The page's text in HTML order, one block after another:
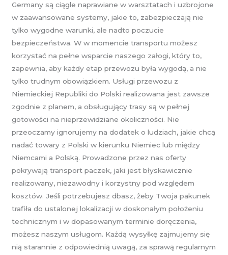
Germany są ciągle naprawiane w warsztatach i uzbrojone
w zaawansowane systemy, jakie to, zabezpieczają nie
tylko wygodne warunki, ale nadto poczucie
bezpieczeństwa. W w momencie transportu możesz
korzystać na pełne wsparcie naszego załogi, który to,
zapewnia, aby każdy etap przewozu była wygodą, a nie
tylko trudnym obowiązkiem. Usługi przewozu z
Niemieckiej Republiki do Polski realizowana jest zawsze
zgodnie z planem, a obsługujący trasy są w pełnej
gotowości na nieprzewidziane okoliczności. Nie
przeoczamy ignorujemy na dodatek o ludziach, jakie chcą
nadać towary z Polski w kierunku Niemiec lub między
Niemcami a Polską. Prowadzone przez nas oferty
pokrywają transport paczek, jaki jest błyskawicznie
realizowany, niezawodny i korzystny pod względem
kosztów. Jeśli potrzebujesz dbasz, żeby Twoja pakunek
trafiła do ustalonej lokalizacji w doskonałym położeniu
technicznym i w dopasowanym terminie doręczenia,
możesz naszym usługom. Każdą wysyłkę zajmujemy się
nią starannie z odpowiednią uwagą, za sprawą regularnym